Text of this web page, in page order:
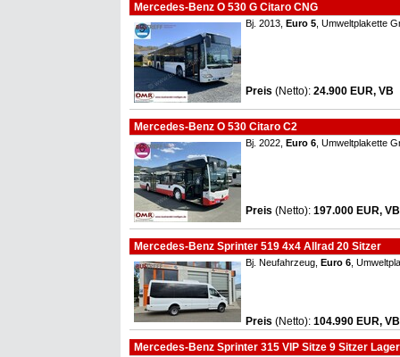
Mercedes-Benz O 530 G Citaro CNG
Bj. 2013, Euro 5 , Umweltplakette
Preis (Netto): 24.900 EUR, VB
Mercedes-Benz O 530 Citaro C2
Bj. 2022, Euro 6 , Umweltplakette
Preis (Netto): 197.000 EUR, VB
Mercedes-Benz Sprinter 519 4x4 Allrad 20 Sitzer
Bj. Neufahrzeug, Euro 6 ,
Preis (Netto): 104.990 EUR, VB
Mercedes-Benz Sprinter 315 VIP Sitze 9 Sitzer